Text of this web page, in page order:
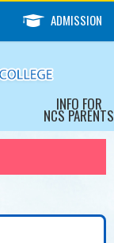
ADMISSION
INFO FOR
NCS PARENTS